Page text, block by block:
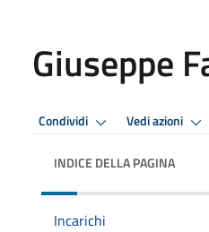
Giuseppe
Condividi Vedi azioni
INDICE DELLA PAGINA
Incarichi